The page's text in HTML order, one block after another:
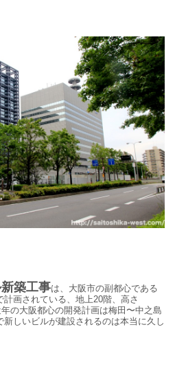
築工事は、大阪市の副都心である
画されている、地上20階、高さ
の大阪都心の開発計画は梅田〜中之島
しいビルが建設されるのは本当に久し